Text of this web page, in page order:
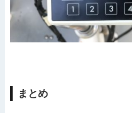
まとめ